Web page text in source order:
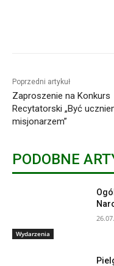
Poprzedni artykuł
Zaproszenie na Konkurs
Recytatorski „Być
misjonarzem”
PODOBNE
Wydarzenia